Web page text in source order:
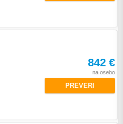
842 €
na osebo
PREVERI